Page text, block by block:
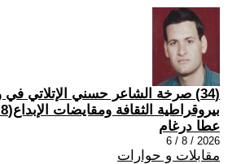
(34) صرخة الشاعر حسني الإتلاتي في
بيروقراطية الثقافة ومقايضات الإبداع(8-10)
عطا درغام
2026 / 8 / 6
مقابلات و حوارات